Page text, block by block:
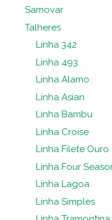
Samovar
Talheres
Linha 342
Linha 493
Linha Alamo
Linha Asian
Linha Bambu
Linha Croise
Linha Filete Ouro
Linha Four
Linha Lagoa
Linha Simples